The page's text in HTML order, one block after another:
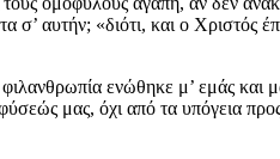
αυτήν; «διότι, και ο
ενώθηκε μ’ εμάς
μας, όχι από τα υπόγεια